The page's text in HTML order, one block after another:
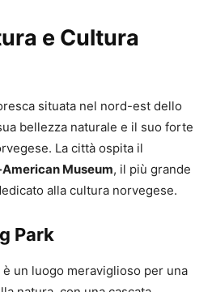
e Cultura
situata nel nord-est dello
bellezza naturale e il suo forte
La città ospita il
Museum, il più grande
alla cultura norvegese.
Park
è un luogo meraviglioso per una